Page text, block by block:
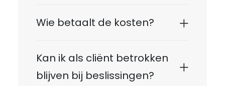
Wie betaalt de kosten?
Kan ik als cliënt betrokken
blijven bij beslissingen?